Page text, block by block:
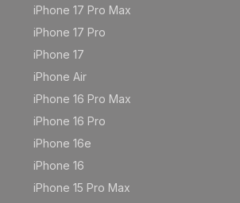
iPhone 17 Pro Max
iPhone 17 Pro
iPhone 17
iPhone Air
iPhone 16 Pro Max
iPhone 16 Pro
iPhone 16e
iPhone 16
iPhone 15 Pro Max